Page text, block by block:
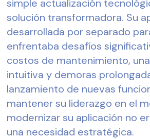
simple actualización
solución transformadora. Su
desarrollada por separado
enfrentaba desafíos
costos de mantenimiento,
intuitiva y demoras
lanzamiento de nuevas
mantener su liderazgo en el
modernizar su aplicación no
una necesidad estratégica.